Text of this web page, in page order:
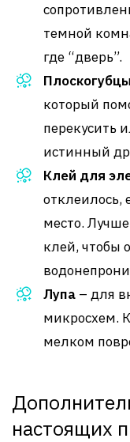
темной
где “дверь”.
Плоскогубцы
который
перекусить
истинный
Клей для
отклеилось,
место.
клей, чтобы
Лупа – для
микросхем.
мелком
настоящих